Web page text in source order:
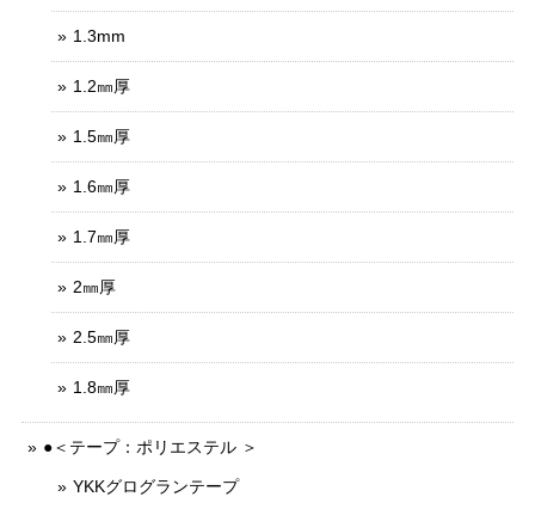
1.3mm
1.2㎜厚
1.5㎜厚
1.6㎜厚
1.7㎜厚
2㎜厚
2.5㎜厚
1.8㎜厚
●＜テープ：ポリエステル ＞
YKKグログランテープ